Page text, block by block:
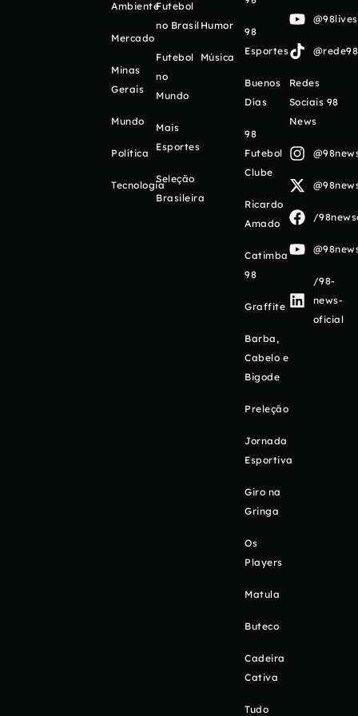
Ambiente
Mercado
Minas
Gerais
Mundo
Política
Tecnologia
Futebol
no Brasil
Futebol
no
Mundo
Mais
Esportes
Seleção
Brasileira
Humor
Música
98
Esportes
Buenos
Días
98
Futebol
Clube
Ricardo
Amado
Catimba
98
Graffite
Barba,
Cabelo e
Bigode
Preleção
Jornada
Esportiva
Giro na
Gringa
Os
Players
Matula
Buteco
Cadeira
Cativa
Tudo
Redes
Sociais 98
News
/
/98-
news-
oficial